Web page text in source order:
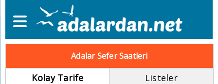
Adalar Sefer Saatleri
Kolay Tarife Listeler